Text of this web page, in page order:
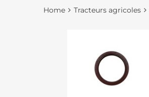
Home Tracteurs agricoles